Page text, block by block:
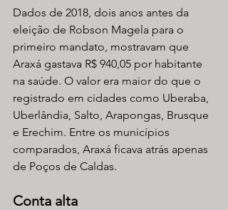
Dados de 2018, dois anos antes da
eleição de Robson Magela para o
primeiro mandato, mostravam que
Araxá gastava R$ 940,05 por habitante
na saúde. O valor era maior do que o
registrado em cidades como Uberaba,
Uberlândia, Salto, Arapongas, Brusque
e Erechim. Entre os municípios
comparados, Araxá ficava atrás apenas
de Poços de Caldas.
Conta alta